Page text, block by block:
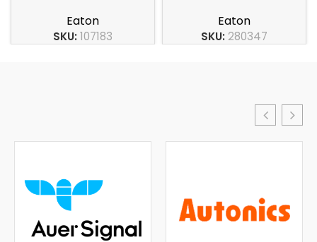
Eaton
SKU:107183
Eaton
SKU:280347